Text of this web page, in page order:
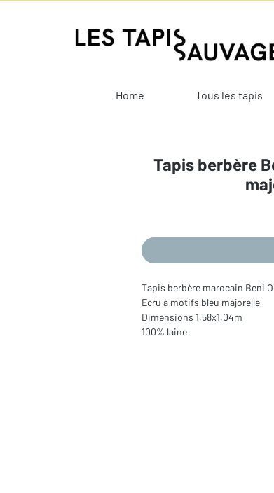
Home Tous les tapis
Tapis berbère
Tapis berbère marocain Beni
Ecru à motifs bleu majorelle
Dimensions 1,58x1,04m
100% laine